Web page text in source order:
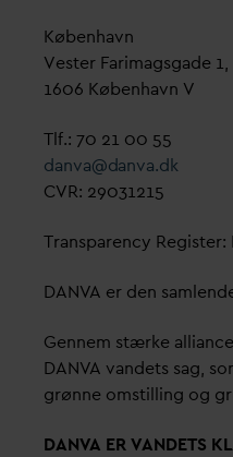
København
Vester Farimagsgade 1,
1606 København V
Tlf.: 70 21 00 55
danva@danva.dk
CVR: 29031215
Transparency
DANVA er den
Gennem stærke
DANVA vandets sag,
grønne omstilling og
DANVA ERVANDETS